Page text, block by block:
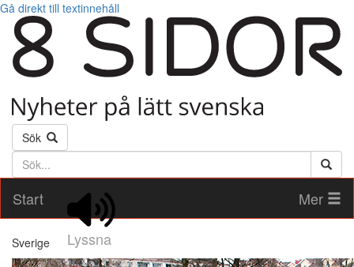
Gå direkt till textinnehåll
Sök
Söktext
Start
Lyssna
Mer
Sverige